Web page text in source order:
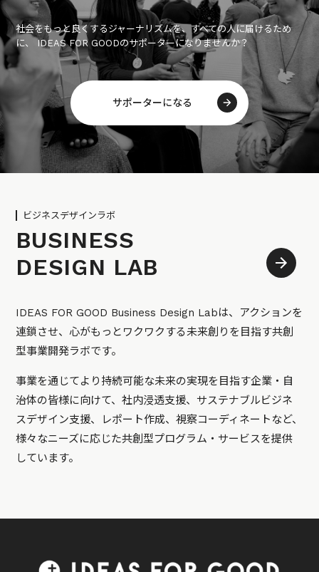
社会をもっと良くするジャーナリズムを、すべての人に届けるため
に、 IDEAS FOR GOODのサポーターになりませんか？
サポーターになる
ビジネスデザインラボ
BUSINESS
DESIGN LAB
IDEAS FOR GOOD Business Design Labは、アクションを
連鎖させ、心がもっとワクワクする未来創りを目指す共創
型事業開発ラボです。
事業を通じてより持続可能な未来の実現を目指す企業・自
治体の皆様に向けて、社内浸透支援、サステナブルビジネ
スデザイン支援、レポート作成、視察コーディネートなど、
様々なニーズに応じた共創型プログラム・サービスを提供
しています。